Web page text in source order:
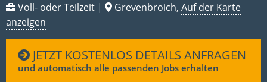
Voll- oder Teilzeit | Grevenbroich, Auf der Karte
anzeigen
JETZT KOSTENLOS DETAILS ANFRAGEN
und automatisch alle passenden Jobs erhalten